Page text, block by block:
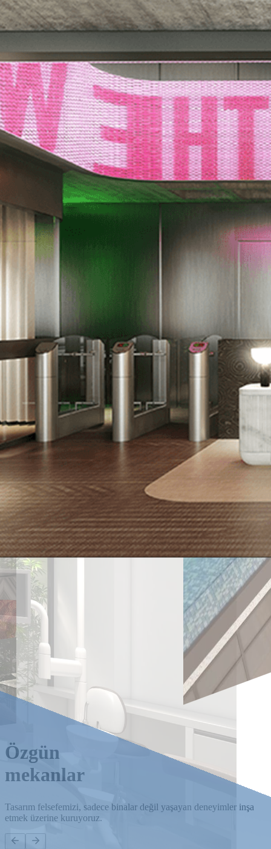
yüksek standartlarla tamamlıyoruz. Deneyimli ekibimizle
sahadan teslimata her adımda güvenilir bir iş ortağıyız.
Sadece mekan değil,
deneyimtasarlıyoruz.
Özgün
mekanlar
Tasarım felsefemizi, sadece binalar değil yaşayan deneyimler inşa
etmek üzerine kuruyoruz.